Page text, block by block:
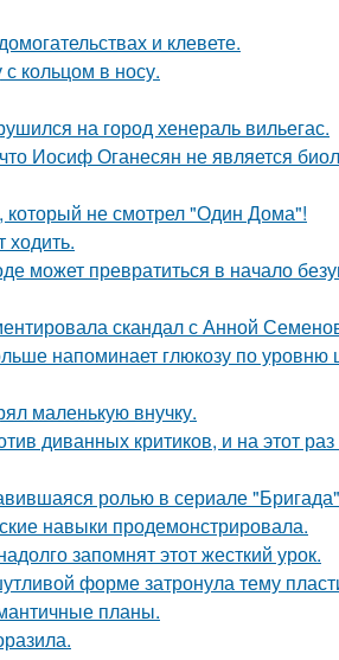
и клевете.
кольцом в носу.
на город хенераль вильегас.
Иосиф Оганесян не является
который не смотрел "Один Дома"!
ходить.
может превратиться в начало
скандал с Анной
напоминает глюкозу по
маленькую внучку.
диванных критиков, и на этот
ролью в сериале
навыки продемонстрировала.
запомнят этот жесткий урок.
форме затронула тему
планы.